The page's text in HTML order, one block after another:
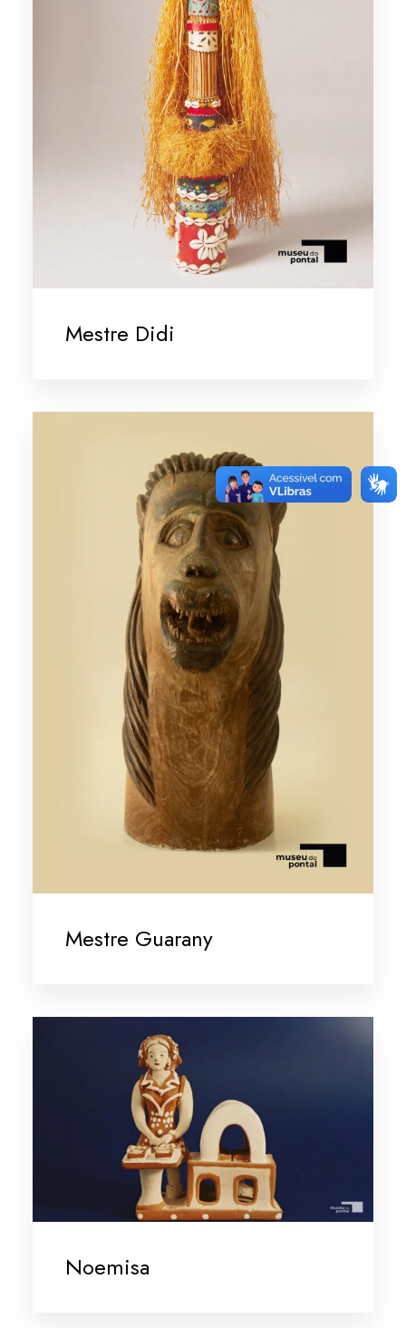
Mestre Didi
Mestre Guarany
Noemisa